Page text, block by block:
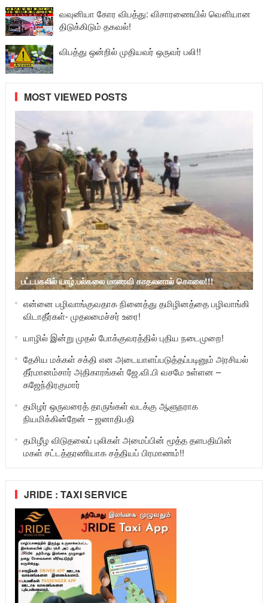
வவுனியா கோர விபத்து: விசாரணையில் வௌியான
திடுக்கிடும் தகவல்!
விபத்து ஒன்றில் முதியவர் ஒருவர் பலி!!
MOST VIEWED POSTS
பட்டபகலில் யாழ்.பல்கலை மாணவி காதலனால் கொலை!!!
என்னை பழிவாங்குவதாக நினைத்து தமிழினத்தை பழிவாங்கி
விடாதீர்கள்- முதலமைச்சர் உரை!
யாழில் இன்று முதல் போக்குவரத்தில் புதிய நடைமுறை!
தேசிய மக்கள் சக்தி என அடையாளப்படுத்தப்படினும் அரசியல்
தீர்மானம்சார் அதிகாரங்கள் ஜே.வி.பி வசமே உள்ளன –
கஜேந்திரகுமார்
தமிழர் ஒருவரைத் தாருங்கள் வடக்கு ஆளுநராக
நியமிக்கின்றேன் – ஜனாதிபதி
தமிழீழ விடுதலைப் புலிகள் அமைப்பின் மூத்த தளபதியின்
மகள் சட்டத்தரணியாக சத்தியப் பிரமாணம்!!
JRIDE : TAXI SERVICE